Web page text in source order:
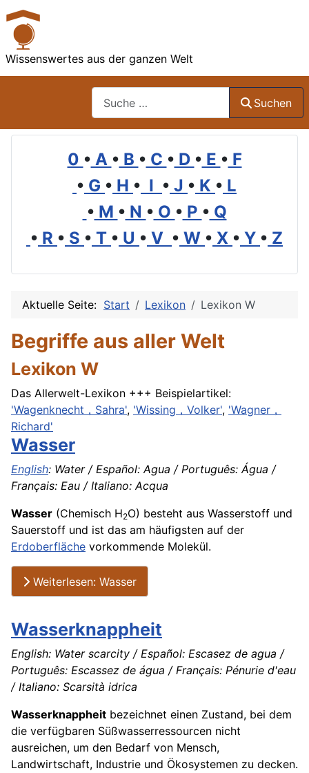
Wissenswertes aus der ganzen Welt
Suchen
0 • A • B • C • D • E • F
• G • H • I • J • K • L
• M • N • O • P • Q
• R • S • T • U • V • W • X • Y • Z
Aktuelle Seite: Start Lexikon Lexikon W
Begriffe aus aller Welt
Lexikon W
Das Allerwelt-Lexikon +++ Beispielartikel:
'Wagenknecht，Sahra', 'Wissing，Volker', 'Wagner，
Richard'
Wasser
English: Water / Español: Agua / Português: Água /
Français: Eau / Italiano: Acqua
Wasser (Chemisch H2O) besteht aus Wasserstoff und
Sauerstoff und ist das am häufigsten auf der
Erdoberfläche vorkommende Molekül.
Weiterlesen: Wasser
Wasserknappheit
English: Water scarcity / Español: Escasez de agua /
Português: Escassez de água / Français: Pénurie d'eau
/ Italiano: Scarsità idrica
Wasserknappheit bezeichnet einen Zustand, bei dem
die verfügbaren Süßwasserressourcen nicht
ausreichen, um den Bedarf von Mensch,
Landwirtschaft, Industrie und Ökosystemen zu decken.